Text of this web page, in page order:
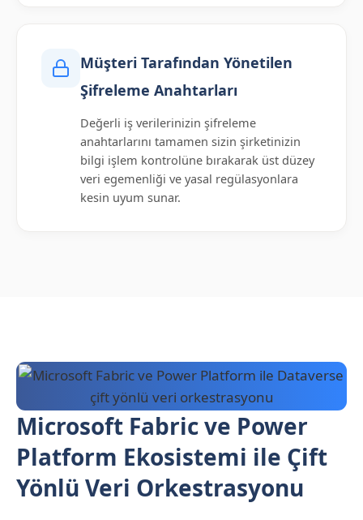
Müşteri Tarafından Yönetilen
Şifreleme Anahtarları
Değerli iş verilerinizin şifreleme
anahtarlarını tamamen sizin şirketinizin
bilgi işlem kontrolüne bırakarak üst düzey
veri egemenliği ve yasal regülasyonlara
kesin uyum sunar.
Microsoft Fabric ve Power
Platform Ekosistemi ile Çift
Yönlü Veri Orkestrasyonu